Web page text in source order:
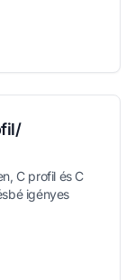
C profil és C
igényes